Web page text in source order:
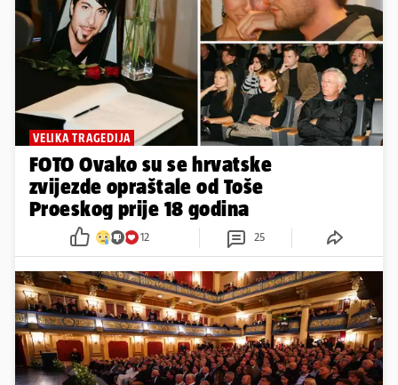
VELIKA TRAGEDIJA
FOTO Ovako su se hrvatske
zvijezde opraštale od Toše
Proeskog prije 18 godina
12 25